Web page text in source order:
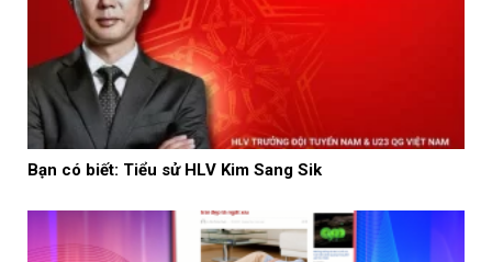
Bạn có biết: Tiểu sử HLV Kim Sang Sik